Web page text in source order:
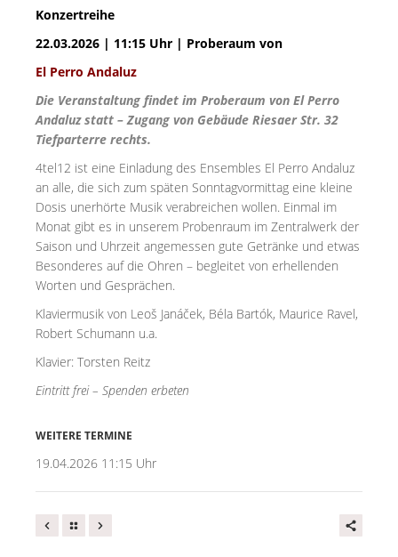
UNTERSTÜTZEN
NEWSLETTER
Konzertreihe
22.03.2026 | 11:15 Uhr | Proberaum von
El Perro Andaluz
Die Veranstaltung findet im Proberaum von El Perro
Andaluz statt – Zugang von Gebäude Riesaer Str. 32
Tiefparterre rechts.
4tel12 ist eine Einladung des Ensembles El Perro Andaluz
an alle, die sich zum späten Sonntagvormittag eine kleine
Dosis unerhörte Musik verabreichen wollen. Einmal im
Monat gibt es in unserem Probenraum im Zentralwerk der
Saison und Uhrzeit angemessen gute Getränke und etwas
Besonderes auf die Ohren – begleitet von erhellenden
Worten und Gesprächen.
Klaviermusik von Leoš Janáček, Béla Bartók, Maurice Ravel,
Robert Schumann u.a.
Klavier: Torsten Reitz
Eintritt frei – Spenden erbeten
WEITERE TERMINE
19.04.2026 11:15 Uhr